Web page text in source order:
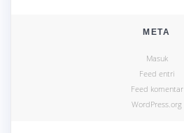
META
Masuk
Feed entri
Feed komentar
WordPress.org